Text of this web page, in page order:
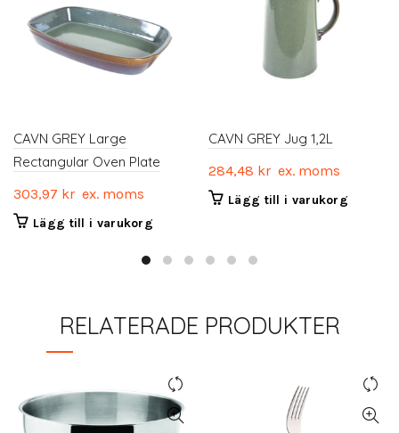
CAVN GREY Large
Rectangular Oven Plate
303,97 kr ex. moms
Lägg till i varukorg
CAVN GREY Jug 1,2L
284,48 kr ex. moms
Lägg till i varukorg
RELATERADE PRODUKTER